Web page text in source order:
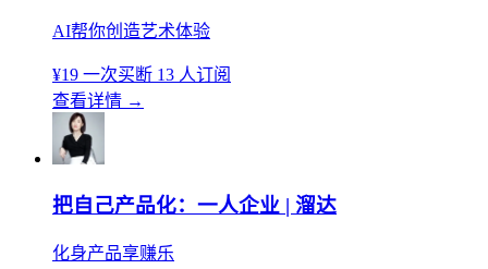
AI帮你创造艺术体验
¥19 一次买断 13 人订阅
查看详情 →
把自己产品化：一人企业 | 溜达
化身产品享赚乐